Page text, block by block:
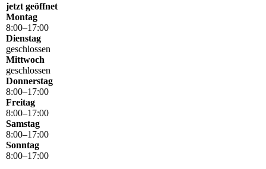
jetzt geöffnet
Montag
8:00–17:00
Dienstag
geschlossen
Mittwoch
geschlossen
Donnerstag
8:00–17:00
Freitag
8:00–17:00
Samstag
8:00–17:00
Sonntag
8:00–17:00